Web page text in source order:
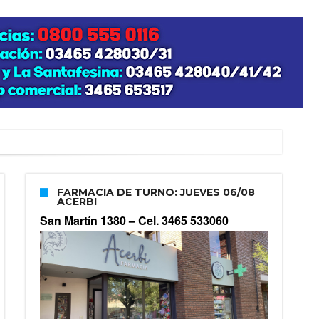
FARMACIA DE TURNO: JUEVES 06/08
ACERBI
San Martín 1380 –Cel. 3465 533060